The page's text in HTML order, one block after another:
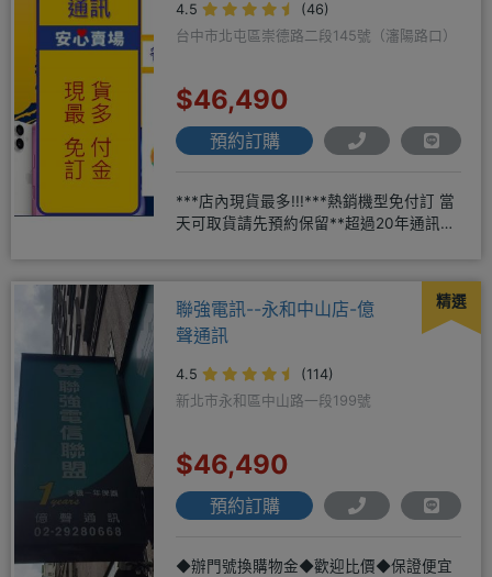
4.5
(46)
台中市北屯區崇德路二段145號（瀋陽路口）
$46,490
預約訂購
***店內現貨最多!!!***熱銷機型免付訂 當
天可取貨請先預約保留**超過20年通訊經
精選
聯強電訊--永和中山店-億
聲通訊
4.5
(114)
新北市永和區中山路一段199號
$46,490
預約訂購
◆辦門號換購物金◆歡迎比價◆保證便宜